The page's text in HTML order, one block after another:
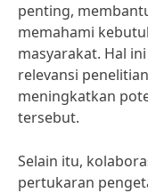
penting,
memahami
masyarakat. Hal
relevansi
meningkatkan
tersebut.
Selain itu,
pertukaran